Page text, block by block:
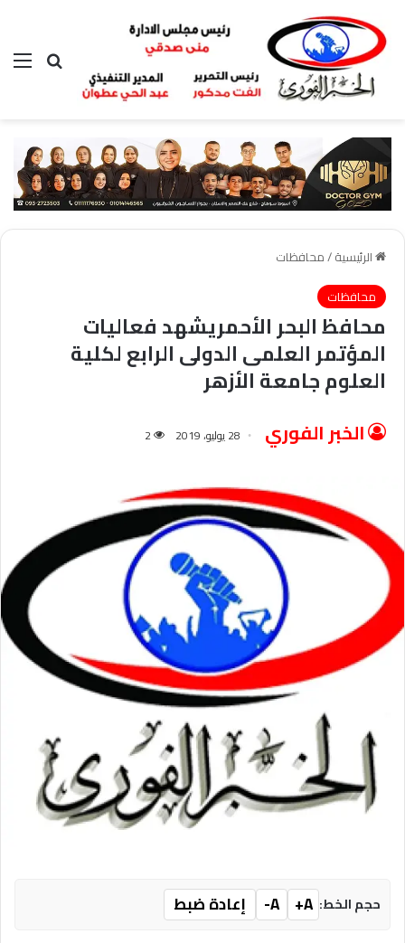
بحث عن
الرئيسية/محافظات
محافظات
محافظ البحر الأحمريشهد فعاليات
المؤتمر العلمى الدولى الرابع لكلية
العلوم جامعة الأزهر
الخبر الفوري 28 يوليو، 2019 2
حجم الخط: A+
A-
إعادة ضبط